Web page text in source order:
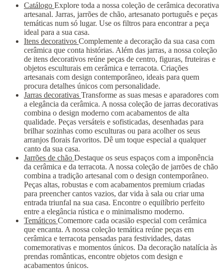
Catálogo Explore toda a nossa coleção de cerâmica decorativa
artesanal. Jarras, jarrões de chão, artesanato português e peças
temáticas num só lugar. Use os filtros para encontrar a peça
ideal para a sua casa.
Itens decorativos Complemente a decoração da sua casa com
cerâmica que conta histórias. Além das jarras, a nossa coleção
de itens decorativos reúne peças de centro, figuras, fruteiras e
objetos esculturais em cerâmica e terracota. Criações
artesanais com design contemporâneo, ideais para quem
procura detalhes únicos com personalidade.
Jarras decorativas Transforme as suas mesas e aparadores com
a elegância da cerâmica. A nossa coleção de jarras decorativas
combina o design moderno com acabamentos de alta
qualidade. Peças versáteis e sofisticadas, desenhadas para
brilhar sozinhas como esculturas ou para acolher os seus
arranjos florais favoritos. Dê um toque especial a qualquer
canto da sua casa.
Jarrões de chão Destaque os seus espaços com a imponência
da cerâmica e da terracota. A nossa coleção de jarrões de chão
combina a tradição artesanal com o design contemporâneo.
Peças altas, robustas e com acabamentos premium criadas
para preencher cantos vazios, dar vida à sala ou criar uma
entrada triunfal na sua casa. Encontre o equilíbrio perfeito
entre a elegância rústica e o minimalismo moderno.
Temáticos Comemore cada ocasião especial com cerâmica
que encanta. A nossa coleção temática reúne peças em
cerâmica e terracota pensadas para festividades, datas
comemorativas e momentos únicos. Da decoração natalícia às
prendas românticas, encontre objetos com design e
acabamentos únicos.